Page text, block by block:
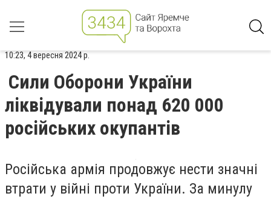
10:23, 4 вересня 2024 р.
Сили Оборони України
ліквідували понад 620 000
російських окупантів
Російська армія продовжує нести значні
втрати у війні проти України. За минулу